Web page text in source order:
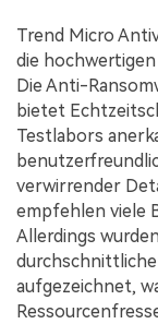
Trend Micro
die
Die Anti-
bietet
Testlabors
verwirrender
empfehlen viele
Allerdings
aufgezeichnet,